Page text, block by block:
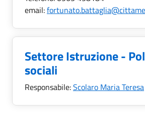
email:
Settore Istruzione -
sociali
Responsabile:Scolaro Maria Teresa